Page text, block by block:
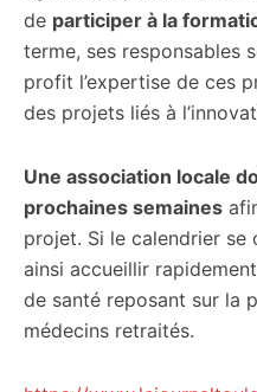
de participer à la
terme, ses responsables
profit l’expertise de ces
des projets liés à
Une association locale
prochaines semaines
projet. Si le calendrier se
ainsi accueillir
de santé reposant sur la
médecins retraités.